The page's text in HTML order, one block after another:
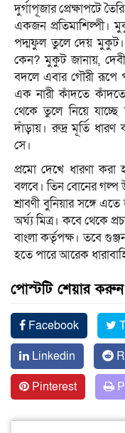
দুর্গাপূজার প্রেক্ষাপটে
একজন প্রতিমাশিল্পী।
পদ্মফুল তুলে দেয় মুকুট।
কেন? মুকুট জানায়,
বদলে এবার গৌরী রূপে
এক নারী কাঁদতে
থেকে তুলে নিয়ে
দাঁড়ায়। রুদ্র মূর্তি
সে।
প্রমো দেখে ধারণা করা
বলবে। তিন বোনের গল্প
শ্রাবণী বুনিয়ার সঙ্গে
অর্ঘ্য মিত্র। কবে থেকে
বাংলা কর্তৃপক্ষ। তবে
হতে পারে আরেক
পোস্টটি শেয়ার করুন
Facebook
Linkedin
Pinterest